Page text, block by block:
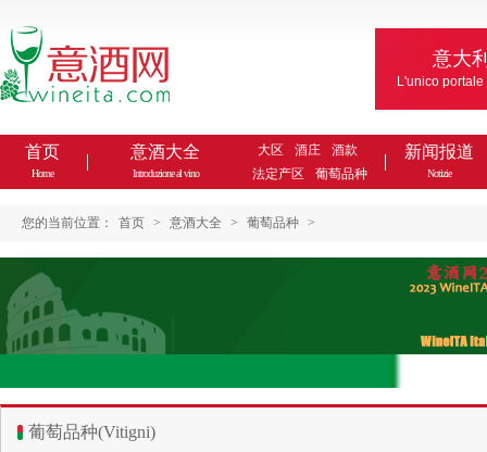
意大
L'unico
首页
Home
意酒大全
Introduzione al vino
大区 酒庄
酒款
法定产区
葡萄品种
新闻报道
Notizie
您的当前位置： 首页 > 意酒大全 > 葡萄品种 >
葡萄品种(Vitigni)